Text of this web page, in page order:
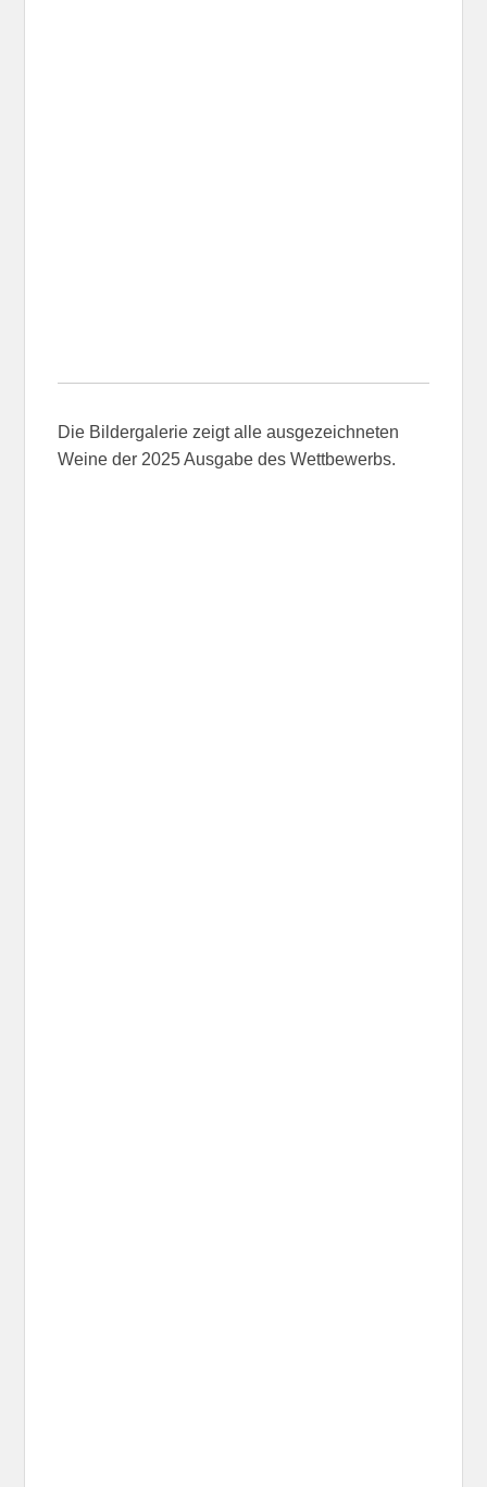
Die Bildergalerie zeigt alle ausgezeichneten
Weine der 2025 Ausgabe des Wettbewerbs.